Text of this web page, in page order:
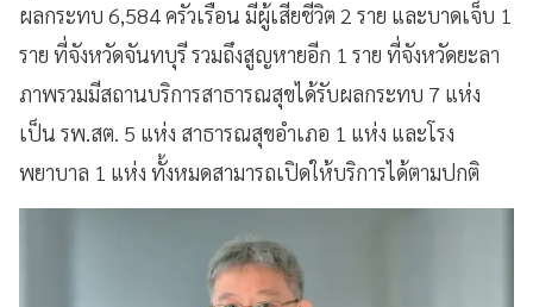
ผลกระทบ 6,584 ครัวเรือน มีผู้เสียชีวิต 2 ราย และบาดเจ็บ 1
ราย ที่จังหวัดจันทบุรี รวมถึงสูญหายอีก 1 ราย ที่จังหวัดยะลา
ภาพรวมมีสถานบริการสาธารณสุขได้รับผลกระทบ 7 แห่ง
เป็น รพ.สต. 5 แห่ง สาธารณสุขอำเภอ 1 แห่ง และโรง
พยาบาล 1 แห่ง ทั้งหมดสามารถเปิดให้บริการได้ตามปกติ